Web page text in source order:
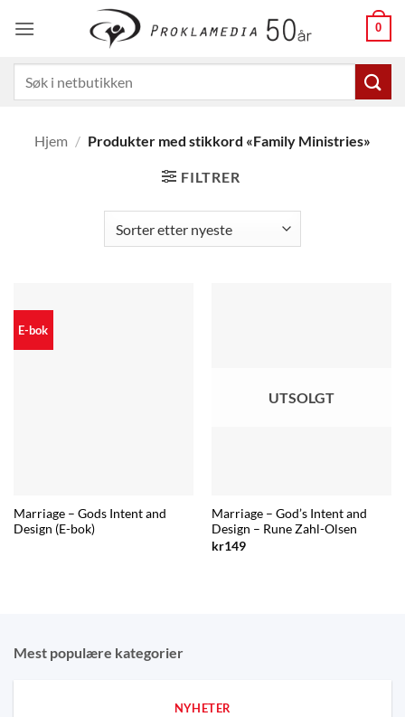
0
etter:
Hjem / Produkter med stikkord «Family Ministries»
FILTRER
E-bok
Marriage – Gods Intent and
Design (E-bok)
UTSOLGT
Marriage – God’s Intent and
Design – Rune Zahl-Olsen
kr149
Mest populære kategorier
NYHETER